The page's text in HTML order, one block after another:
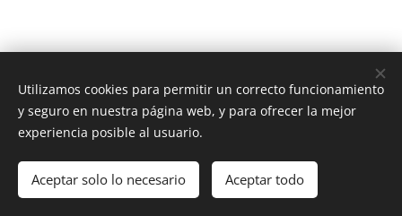
Creado conWebnode Cookies
Utilizamos cookies para permitir un correcto funcionamiento
y seguro en nuestra página web, y para ofrecer la mejor
experiencia posible al usuario.
Aceptar solo lo necesario Aceptar todo